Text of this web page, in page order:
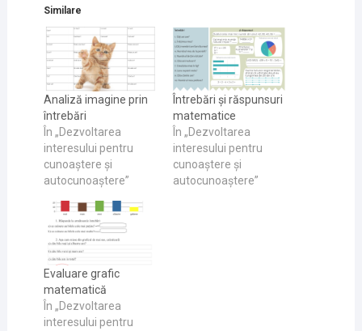
Similare
Analiză imagine prin
întrebări
În „Dezvoltarea
interesului pentru
cunoaştere și
autocunoaştere”
Întrebări și răspunsuri
matematice
În „Dezvoltarea
interesului pentru
cunoaştere și
autocunoaştere”
Evaluare grafic
matematică
În „Dezvoltarea
interesului pentru